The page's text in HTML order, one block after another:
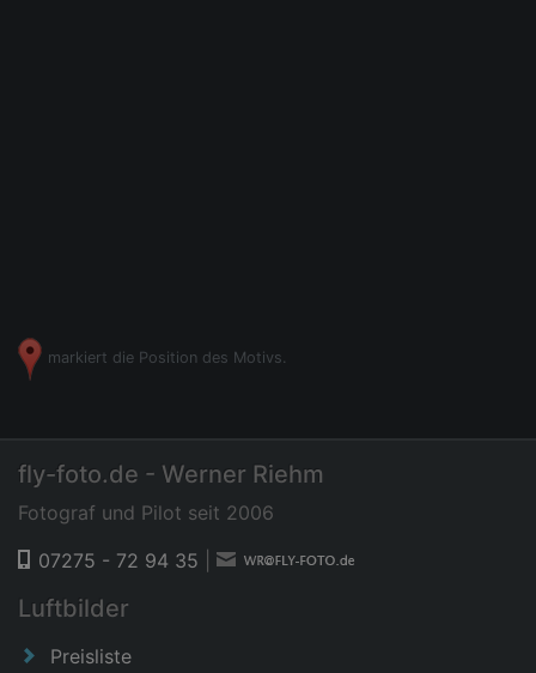
markiert die Position des Motivs.
fly-foto.de - Werner Riehm
Fotograf und Pilot seit 2006
07275 - 72 94 35
Luftbilder
Preisliste